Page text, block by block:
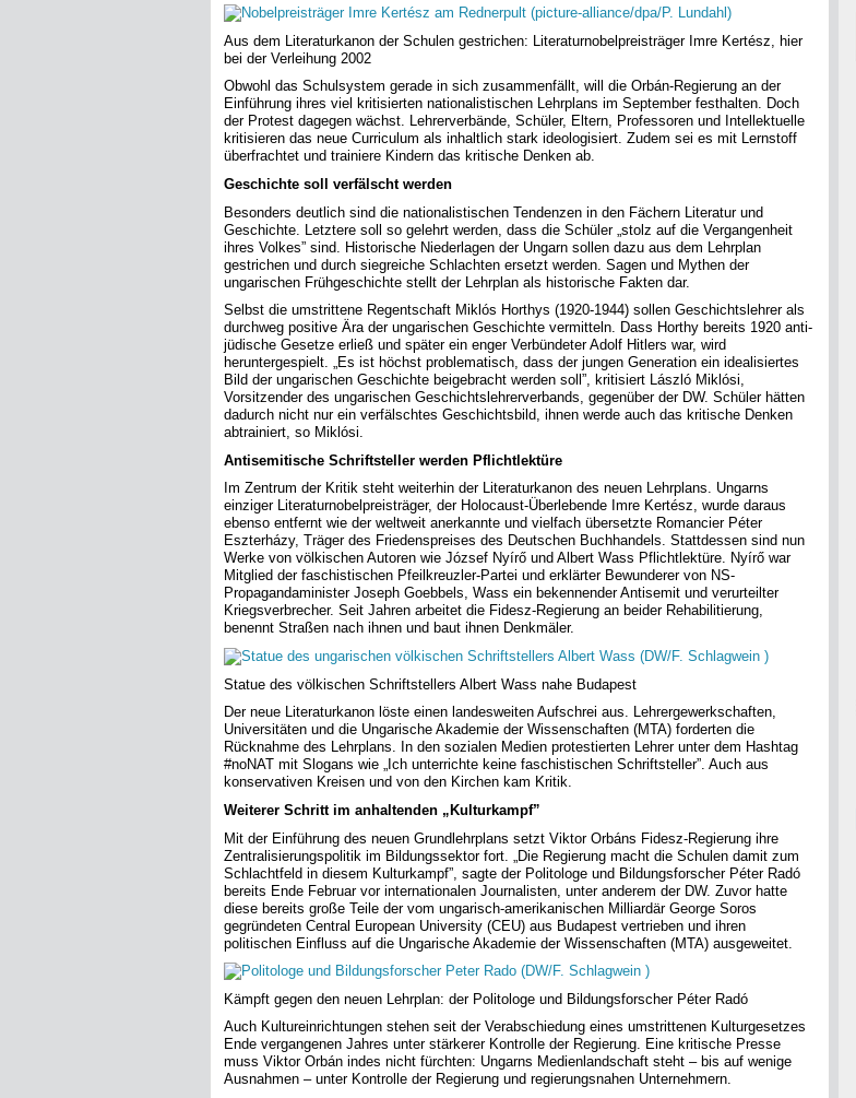
Aus dem Literaturkanon der Schulen gestrichen: Literaturnobelpreisträger Imre Kertész, hier
bei der Verleihung 2002
Obwohl das Schulsystem gerade in sich zusammenfällt, will die Orbán-Regierung an der
Einführung ihres viel kritisierten nationalistischen Lehrplans im September festhalten. Doch
der Protest dagegen wächst. Lehrerverbände, Schüler, Eltern, Professoren und Intellektuelle
kritisieren das neue Curriculum als inhaltlich stark ideologisiert. Zudem sei es mit Lernstoff
überfrachtet und trainiere Kindern das kritische Denken ab.
Geschichte soll verfälscht werden
Besonders deutlich sind die nationalistischen Tendenzen in den Fächern Literatur und
Geschichte. Letztere soll so gelehrt werden, dass die Schüler „stolz auf die Vergangenheit
ihres Volkes” sind. Historische Niederlagen der Ungarn sollen dazu aus dem Lehrplan
gestrichen und durch siegreiche Schlachten ersetzt werden. Sagen und Mythen der
ungarischen Frühgeschichte stellt der Lehrplan als historische Fakten dar.
Selbst die umstrittene Regentschaft Miklós Horthys (1920-1944) sollen Geschichtslehrer als
durchweg positive Ära der ungarischen Geschichte vermitteln. Dass Horthy bereits 1920 anti-
jüdische Gesetze erließ und später ein enger Verbündeter Adolf Hitlers war, wird
heruntergespielt. „Es ist höchst problematisch, dass der jungen Generation ein idealisiertes
Bild der ungarischen Geschichte beigebracht werden soll”, kritisiert László Miklósi,
Vorsitzender des ungarischen Geschichtslehrerverbands, gegenüber der DW. Schüler hätten
dadurch nicht nur ein verfälschtes Geschichtsbild, ihnen werde auch das kritische Denken
abtrainiert, so Miklósi.
Antisemitische Schriftsteller werden Pflichtlektüre
Im Zentrum der Kritik steht weiterhin der Literaturkanon des neuen Lehrplans. Ungarns
einziger Literaturnobelpreisträger, der Holocaust-Überlebende Imre Kertész, wurde daraus
ebenso entfernt wie der weltweit anerkannte und vielfach übersetzte Romancier Péter
Eszterházy, Träger des Friedenspreises des Deutschen Buchhandels. Stattdessen sind nun
Werke von völkischen Autoren wie József Nyírő und Albert Wass Pflichtlektüre. Nyírő war
Mitglied der faschistischen Pfeilkreuzler-Partei und erklärter Bewunderer von NS-
Propagandaminister Joseph Goebbels, Wass ein bekennender Antisemit und verurteilter
Kriegsverbrecher. Seit Jahren arbeitet die Fidesz-Regierung an beider Rehabilitierung,
benennt Straßen nach ihnen und baut ihnen Denkmäler.
Statue des völkischen Schriftstellers Albert Wass nahe Budapest
Der neue Literaturkanon löste einen landesweiten Aufschrei aus. Lehrergewerkschaften,
Universitäten und die Ungarische Akademie der Wissenschaften (MTA) forderten die
Rücknahme des Lehrplans. In den sozialen Medien protestierten Lehrer unter dem Hashtag
#noNAT mit Slogans wie „Ich unterrichte keine faschistischen Schriftsteller”. Auch aus
konservativen Kreisen und von den Kirchen kam Kritik.
Weiterer Schritt im anhaltenden „Kulturkampf”
Mit der Einführung des neuen Grundlehrplans setzt Viktor Orbáns Fidesz-Regierung ihre
Zentralisierungspolitik im Bildungssektor fort. „Die Regierung macht die Schulen damit zum
Schlachtfeld in diesem Kulturkampf”, sagte der Politologe und Bildungsforscher Péter Radó
bereits Ende Februar vor internationalen Journalisten, unter anderem der DW. Zuvor hatte
diese bereits große Teile der vom ungarisch-amerikanischen Milliardär George Soros
gegründeten Central European University (CEU) aus Budapest vertrieben und ihren
politischen Einfluss auf die Ungarische Akademie der Wissenschaften (MTA) ausgeweitet.
Kämpft gegen den neuen Lehrplan: der Politologe und Bildungsforscher Péter Radó
Auch Kultureinrichtungen stehen seit der Verabschiedung eines umstrittenen Kulturgesetzes
Ende vergangenen Jahres unter stärkerer Kontrolle der Regierung. Eine kritische Presse
muss Viktor Orbán indes nicht fürchten: Ungarns Medienlandschaft steht – bis auf wenige
Ausnahmen – unter Kontrolle der Regierung und regierungsnahen Unternehmern.